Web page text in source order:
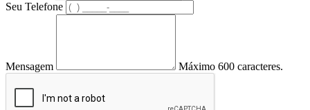
Seu Telefone
Mensagem Máximo 600 caracteres.